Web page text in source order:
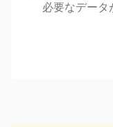
必要なデータ